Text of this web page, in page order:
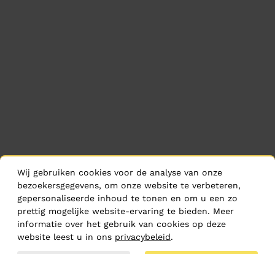
Wij gebruiken cookies voor de analyse van onze
bezoekersgegevens, om onze website te verbeteren,
gepersonaliseerde inhoud te tonen en om u een zo
prettig mogelijke website-ervaring te bieden. Meer
informatie over het gebruik van cookies op deze
website leest u in ons privacybeleid.